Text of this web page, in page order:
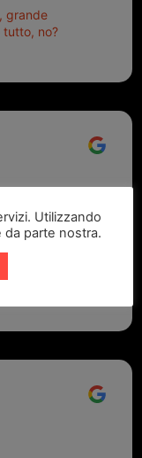
grande
no?
fa
- UN
ZONA
Utilizzando
da parte nostra.